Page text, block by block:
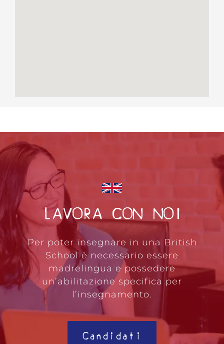
LAVORA CON NOI
Per poter insegnare in una British
School è necessario essere
madrelingua e possedere
un’abilitazione specifica per
l’insegnamento.
Candidati